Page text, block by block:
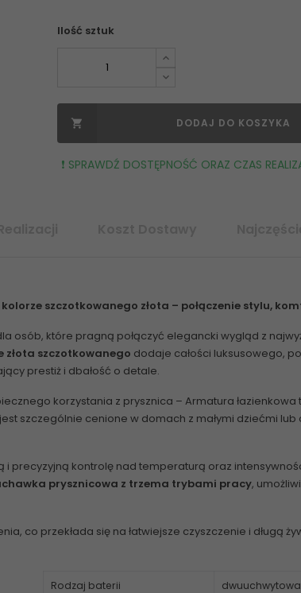
Ilość sztuk
 DODAJ DO KOSZYKA
❗️ SPRAWDŹ DOSTĘPNOŚĆ ORAZ CZAS
kolorze szczotkowanego złota – połączenie stylu,
osób, które pragną połączyć elegancki wygląd z
złota szczotkowanego dodaje całości luksusowego,
prestiż i dbałość o detale.
korzystania z prysznica – Armatura
szczególnie cenione w domach z małymi dziećmi
i precyzyjną kontrolę nad temperaturą oraz
prysznicowa z trzema trybami pracy,
co przekłada się na łatwiejsze czyszczenie i długą
Rodzaj baterii